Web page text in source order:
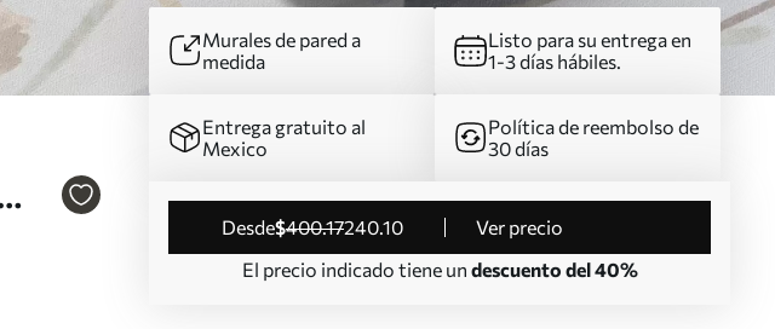
Murales de pared a
medida
Listo para su entrega en
1-3 días hábiles.
Entrega gratuito al
Mexico
Política de reembolso de
30 días
desde$400.17240.10
Ver precio
El precio indicado tiene un descuento del 40%